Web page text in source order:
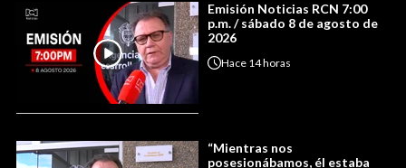
Emisión Noticias RCN 7:00
p.m. / sábado 8 de agosto de
2026
Hace 14 horas
“Mientras nos
posesionábamos, él estaba